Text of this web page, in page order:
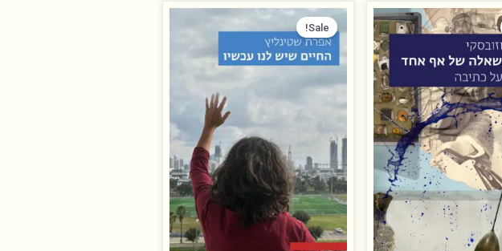
המחיר
המקורי
היה:
₪ 98.00.
המחיר
הנוכחי
הוא:
₪ 60.00.
Sale!
המחיר
המקורי
₪ 98.00.
המחיר
הנוכחי
₪ 60.00.